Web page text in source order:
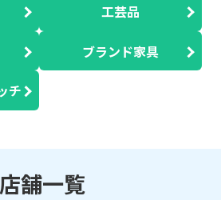
工芸品
ブランド家具
チ
店舗一覧